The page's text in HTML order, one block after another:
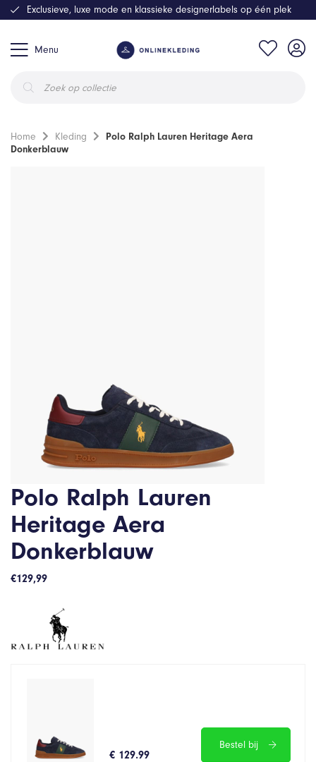
Menu
zoeken
Exclusieve, luxe mode en klassieke designerlabels op één plek
Home Kleding
Polo Ralph Lauren Heritage Aera
Donkerblauw
Polo Ralph Lauren
Heritage Aera
Donkerblauw
€129,99
€ 129.99
Bestel bij